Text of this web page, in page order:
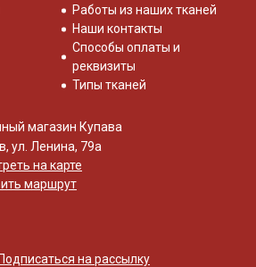
Работы из наших тканей
Наши контакты
Способы оплаты и
реквизиты
Типы тканей
магазин Купава
ул. Ленина, 79а
на карте
маршрут
Подписаться на рассылку